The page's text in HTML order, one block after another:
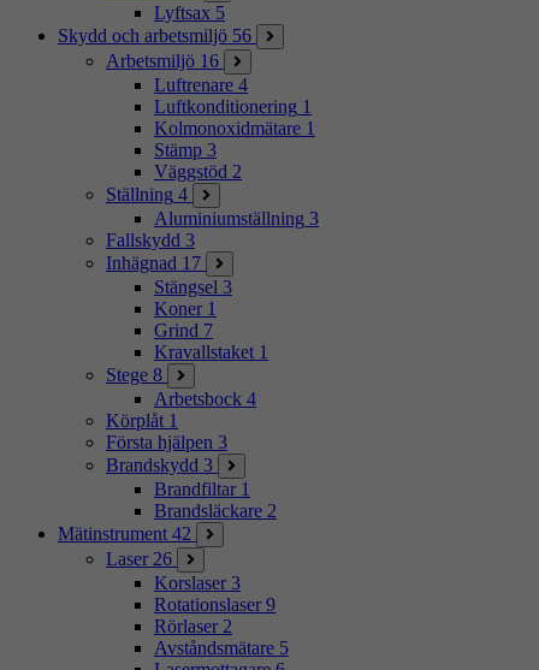
Lyftsax 5
Skydd och arbetsmiljö 56
Arbetsmiljö 16
Luftrenare 4
Luftkonditionering 1
Kolmonoxidmätare 1
Stämp 3
Väggstöd 2
Ställning 4
Aluminiumställning 3
Fallskydd 3
Inhägnad 17
Stängsel 3
Koner 1
Grind 7
Kravallstaket 1
Stege 8
Arbetsbock 4
Körplåt 1
Första hjälpen 3
Brandskydd 3
Brandfiltar 1
Brandsläckare 2
Mätinstrument 42
Laser 26
Korslaser 3
Rotationslaser 9
Rörlaser 2
Avståndsmätare 5